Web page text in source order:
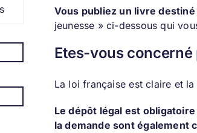
Vous publiez un livre destiné
jeunesse » ci-dessous qui
Etes-vous concerné
La loi française est claire et
Le dépôt légal est
la demande sont également